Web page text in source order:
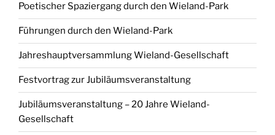
Poetischer Spaziergang durch den Wieland-Park
Führungen durch den Wieland-Park
Jahreshauptversammlung Wieland-Gesellschaft
Festvortrag zur Jubiläumsveranstaltung
Jubiläumsveranstaltung – 20 Jahre Wieland-
Gesellschaft